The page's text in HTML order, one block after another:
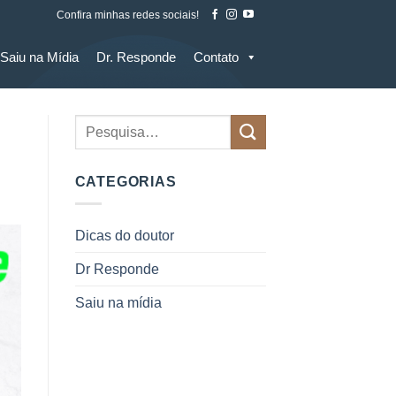
Confira minhas redes sociais!
Saiu na Mídia Dr. Responde Contato
CATEGORIAS
Dicas do doutor
Dr Responde
Saiu na mídia